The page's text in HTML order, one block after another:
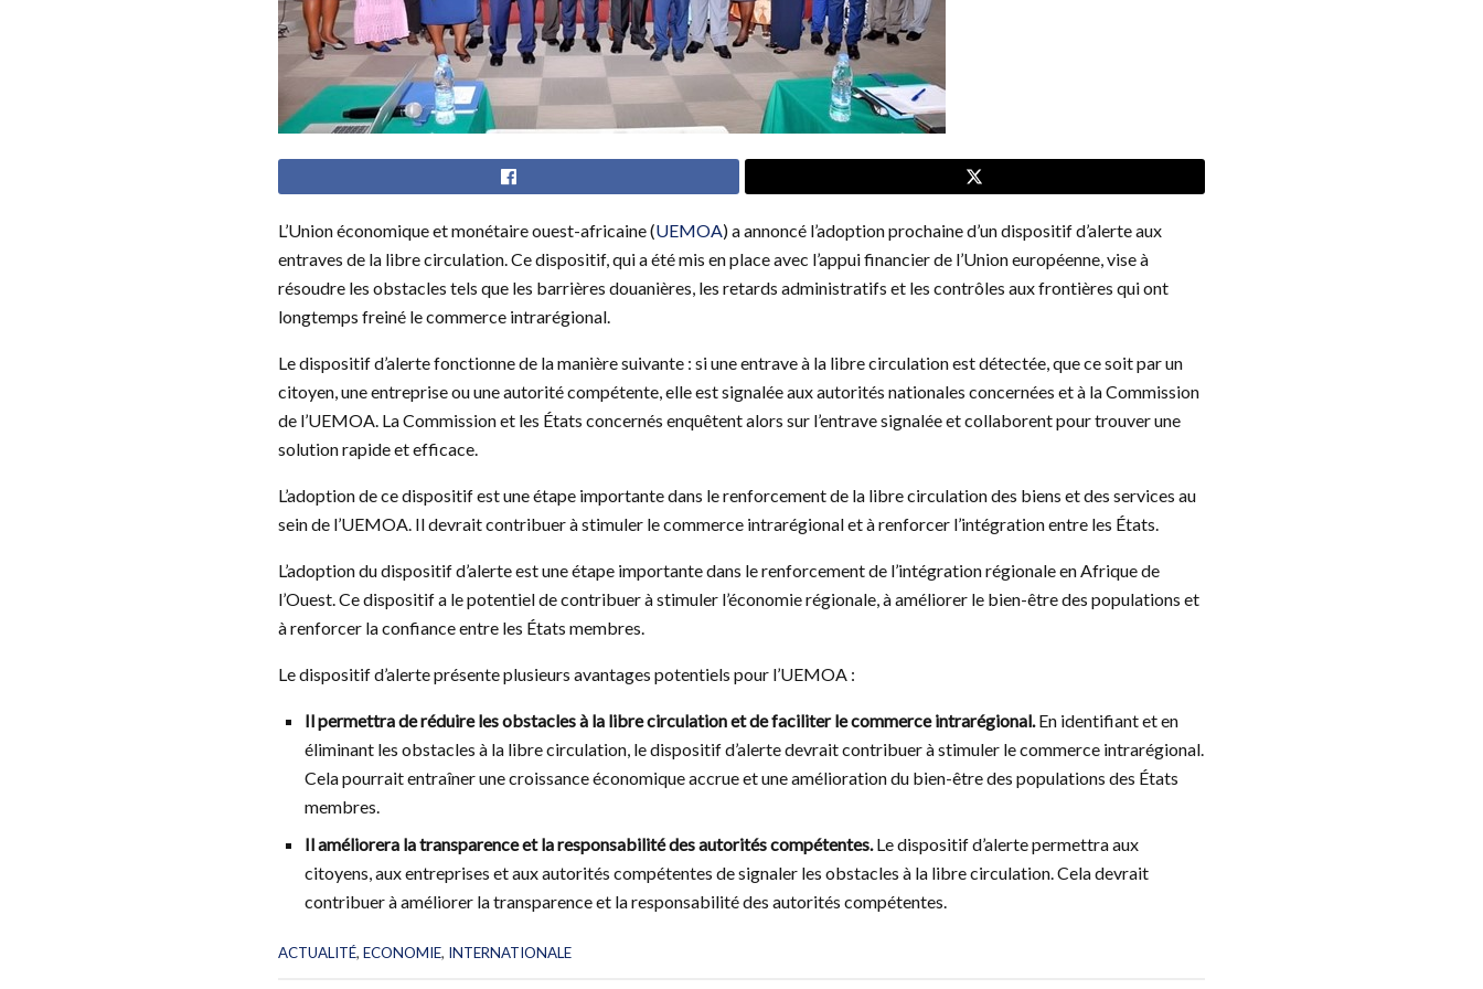
L’Union économique et monétaire ouest-africaine (UEMOA) a annoncé l’adoption prochaine d’un dispositif d’alerte aux
entraves de la libre circulation. Ce dispositif, qui a été mis en place avec l’appui financier de l’Union européenne, vise à
résoudre les obstacles tels que les barrières douanières, les retards administratifs et les contrôles aux frontières qui ont
longtemps freiné le commerce intrarégional.
Le dispositif d’alerte fonctionne de la manière suivante : si une entrave à la libre circulation est détectée, que ce soit par un
citoyen, une entreprise ou une autorité compétente, elle est signalée aux autorités nationales concernées et à la Commission
de l’UEMOA. La Commission et les États concernés enquêtent alors sur l’entrave signalée et collaborent pour trouver une
solution rapide et efficace.
L’adoption de ce dispositif est une étape importante dans le renforcement de la libre circulation des biens et des services au
sein de l’UEMOA. Il devrait contribuer à stimuler le commerce intrarégional et à renforcer l’intégration entre les États.
L’adoption du dispositif d’alerte est une étape importante dans le renforcement de l’intégration régionale en Afrique de
l’Ouest. Ce dispositif a le potentiel de contribuer à stimuler l’économie régionale, à améliorer le bien-être des populations et
à renforcer la confiance entre les États membres.
Le dispositif d’alerte présente plusieurs avantages potentiels pour l’UEMOA :
Il permettra de réduire les obstacles à la libre circulation et de faciliter le commerce intrarégional.En identifiant et en
éliminant les obstacles à la libre circulation, le dispositif d’alerte devrait contribuer à stimuler le commerce intrarégional.
Cela pourrait entraîner une croissance économique accrue et une amélioration du bien-être des populations des États
membres.
Il améliorera la transparence et la responsabilité des autorités compétentes.Le dispositif d’alerte permettra aux
citoyens, aux entreprises et aux autorités compétentes de signaler les obstacles à la libre circulation. Cela devrait
contribuer à améliorer la transparence et la responsabilité des autorités compétentes.
C
ACTUALITÉ, ECONOMIE, INTERNATIONALE